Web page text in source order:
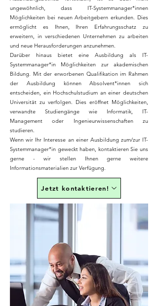
ungewöhnlich, dass IT-Systemmanager*innen
Möglichkeiten bei neuen Arbeitgebern erkunden. Dies
ermöglicht es Ihnen, Ihren Erfahrungsschatz zu
erweitern, in verschiedenen Unternehmen zu arbeiten
und neue Herausforderungen anzunehmen.
Darüber hinaus bietet eine Ausbildung als IT-
Systemmanager*in Möglichkeiten zur akademischen
Bildung. Mit der erworbenen Qualifikation im Rahmen
der Ausbildung können Absolvent*innen sich
entscheiden, ein Hochschulstudium an einer deutschen
Universität zu verfolgen. Dies eröffnet Möglichkeiten,
verwandte Studiengänge wie Informatik, IT-
Management oder Ingenieurwissenschaften zu
studieren.
Wenn wir Ihr Interesse an einer Ausbildung zum/zur IT-
Systemmanager*in geweckt haben, kontaktieren Sie uns
gerne - wir stellen Ihnen gerne weitere
Informationsmaterialien zur Verfügung.
Jetzt kontaktieren!